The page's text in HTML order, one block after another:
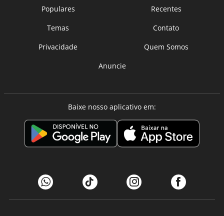
Populares
Recentes
Temas
Contato
Privacidade
Quem Somos
Anuncie
Baixe nosso aplicativo em: